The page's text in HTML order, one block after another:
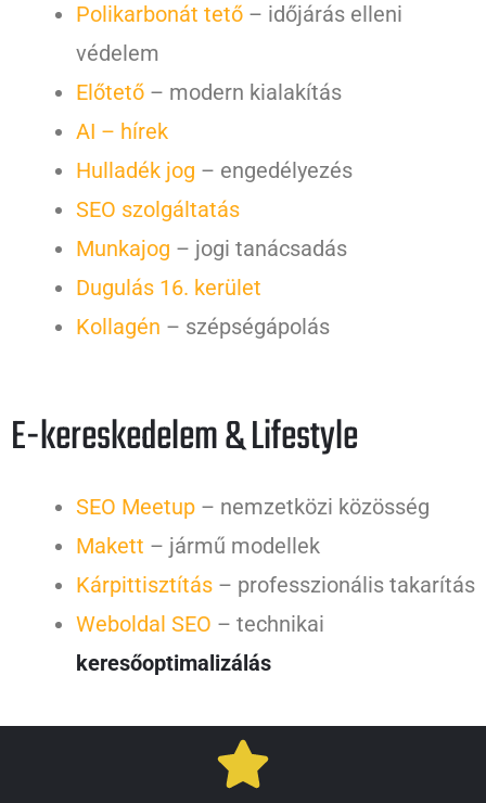
Polikarbonát tető – időjárás elleni
védelem
Előtető – modern kialakítás
AI – hírek
Hulladék jog – engedélyezés
SEO szolgáltatás
Munkajog – jogi tanácsadás
Dugulás 16. kerület
Kollagén – szépségápolás
E-kereskedelem & Lifestyle
SEO Meetup – nemzetközi közösség
Makett – jármű modellek
Kárpittisztítás – professzionális takarítás
Weboldal SEO – technikai
keresőoptimalizálás